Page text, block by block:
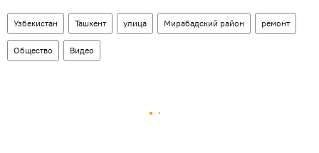
Узбекистан Ташкент улица Мирабадский район ремонт
Общество Видео